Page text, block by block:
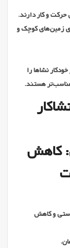
حرکت و کار دارند.
زمین‌های کوچک و
نشاها را
هستند.
کاهش
دستی و کاهش